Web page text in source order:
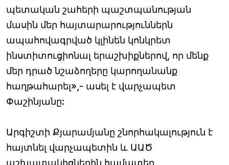
պետական շահերի պաշտպանության
մասին մեր հայտարարություններն
ապահովագրված կլինեն կոնկրետ
ինստիտուցիոնալ երաշխիքներով, որ մենք
մեր դրած նշաձողերը կարողանանք
հաղթահարել»,- ասել է վարչապետ
Փաշինյանը:
Արգիշտի Քյարամյանը շնորհակալություն է
հայտնել վարչապետին և ԱԱԾ
աշխատակիցներին համատեղ